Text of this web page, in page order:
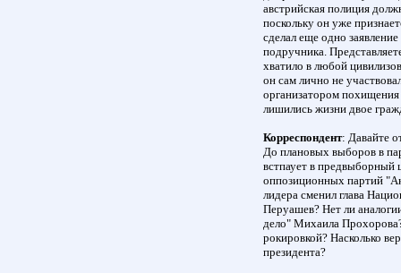
австрийская полиция
поскольку он уже
сделал еще одно
подручника.
хватило в любой
он сам лично не
организатором
лишились жизни двое
Корреспондент: Давайте
До плановых выборов в
встпаует в
оппозиционных партий
лидера сменил глава
Перуашев? Нет ли
дело" Михаила
рокировкой? Насколько
президента?